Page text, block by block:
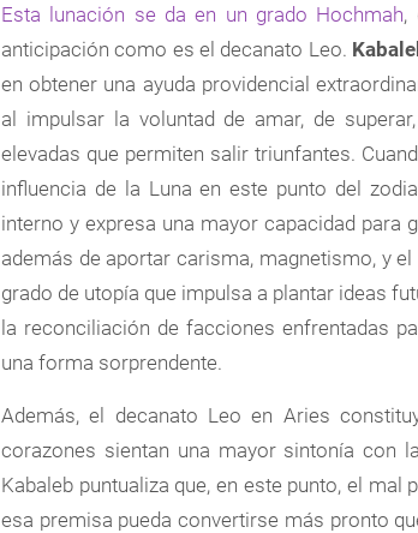
Esta lunación se da en un grado Hochmah,
anticipación como es el decanato Leo.
en obtener una ayuda providencial
al impulsar la voluntad de amar, de
elevadas que permiten salir triunfantes.
influencia de la Luna en este punto del
interno y expresa una mayor capacidad para
además de aportar carisma, magnetismo, y
grado de utopía que impulsa a plantar ideas
la reconciliación de facciones enfrentadas
una forma sorprendente.
Además, el decanato Leo en Aries
corazones sientan una mayor sintonía con
Kabaleb puntualiza que, en este punto, el
esa premisa pueda convertirse más pronto